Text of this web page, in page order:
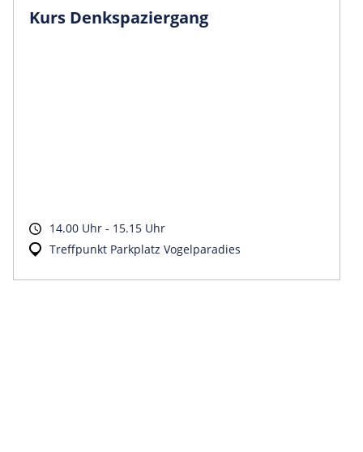
Kurs Denkspaziergang
14.00 Uhr - 15.15 Uhr
Treffpunkt Parkplatz Vogelparadies